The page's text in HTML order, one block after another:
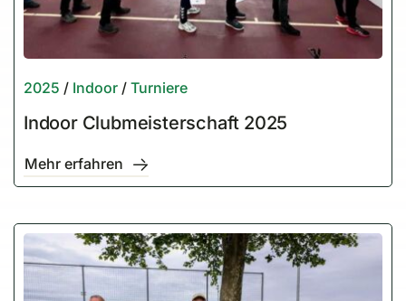
2025 / Indoor/ Turniere
Indoor Clubmeisterschaft 2025
Mehr erfahren